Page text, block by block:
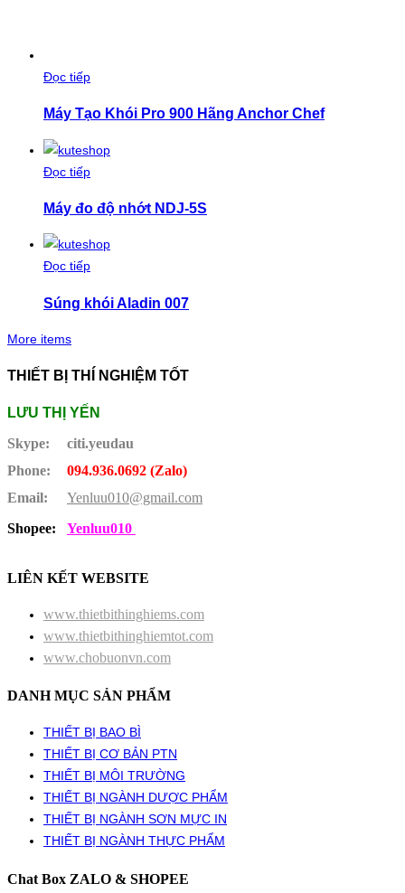
Đọc tiếp
Máy Tạo Khói Pro 900 Hãng Anchor Chef
Đọc tiếp
Máy đo độ nhớt NDJ-5S
Đọc tiếp
Súng khói Aladin 007
More items
THIẾT BỊ THÍ NGHIỆM TỐT
LƯU THỊ YẾN
Skype:
citi.yeudau
Phone:
094.936.0692 (Zalo)
Email:
Yenluu010@gmail.com
Shopee:
Yenluu010
LIÊN KẾT WEBSITE
www.thietbithinghiems.com
www.thietbithinghiemtot.com
www.chobuonvn.com
DANH MỤC SẢN PHẨM
THIẾT BỊ BAO BÌ
THIẾT BỊ CƠ BẢN PTN
THIẾT BỊ MÔI TRƯỜNG
THIẾT BỊ NGÀNH DƯỢC PHẨM
THIẾT BỊ NGÀNH SƠN MỰC IN
THIẾT BỊ NGÀNH THỰC PHẨM
Chat Box ZALO & SHOPEE